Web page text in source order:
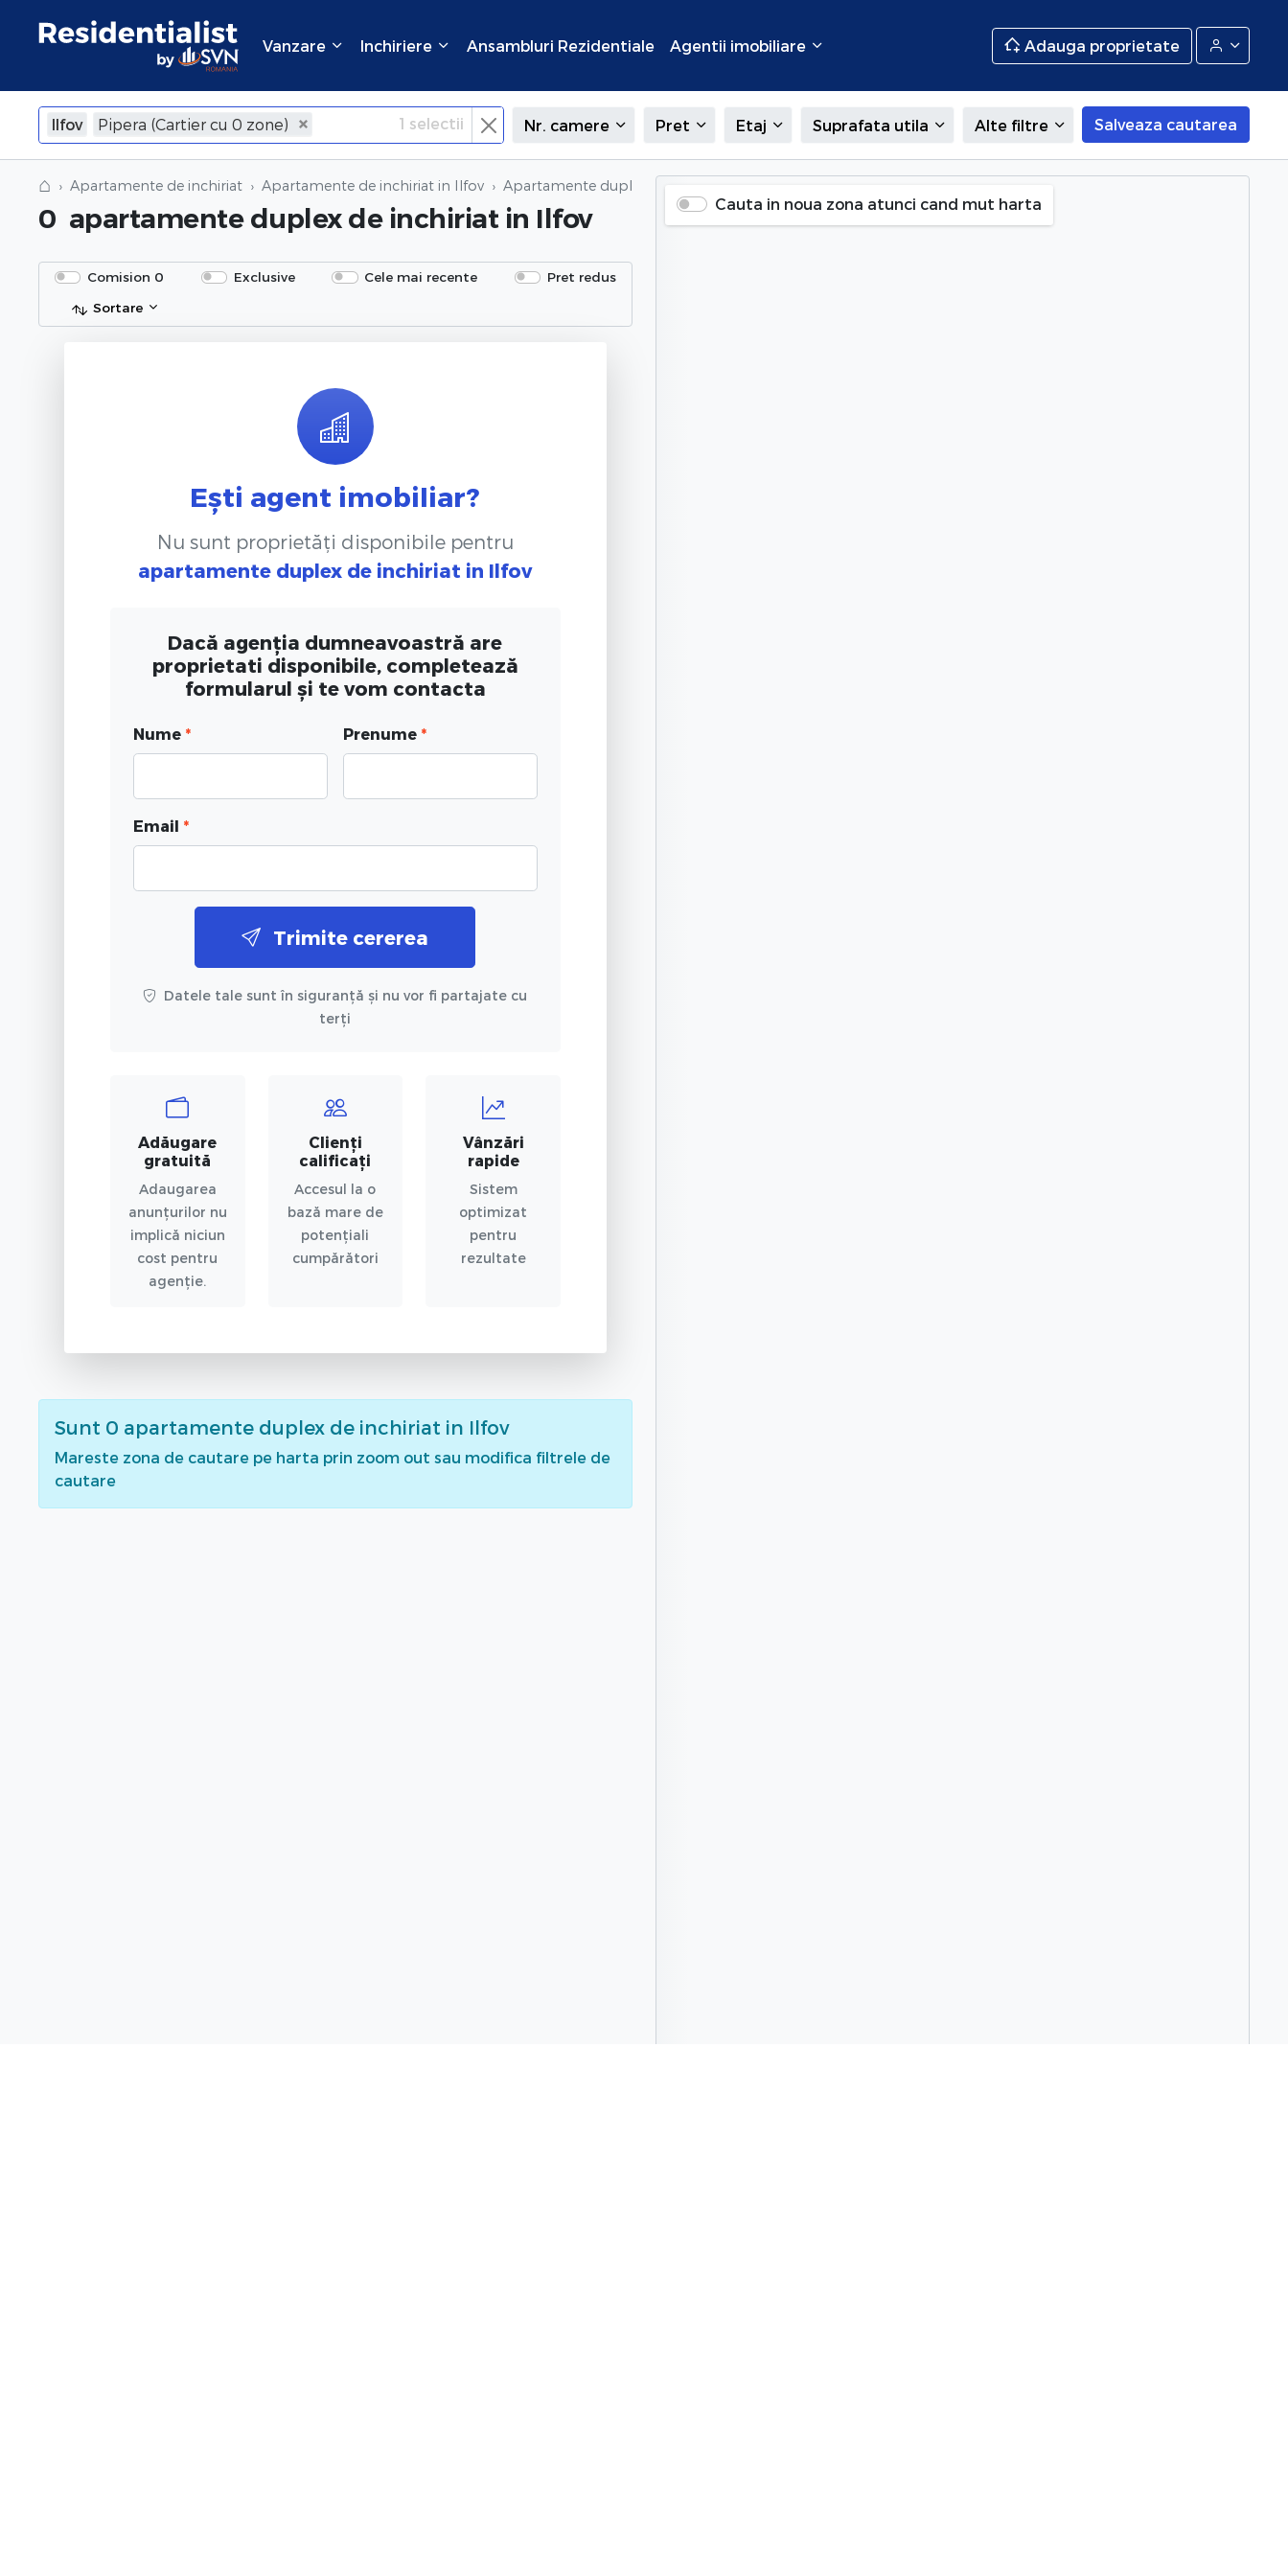
Vanzare Inchiriere Ansambluri Rezidentiale Agentii imobiliare Adauga proprietate
Ilfov Pipera (Cartier cu 0 zone)
×Inchide
1 selectii Nr. camere Pret Etaj Suprafata utila Alte filtre Salveaza cautarea
⌂ Apartamente de inchiriat Apartamente de inchiriat in Ilfov Apartamente duplex de inchiriat
0 apartamente duplex de inchiriat in Ilfov
Comision 0 Exclusive Cele mai recente
Pret redus
Sortare
Ești agent imobiliar?
Nu sunt proprietăți disponibile pentru
apartamente duplex de inchiriat in Ilfov
Dacă agenția dumneavoastră are
proprietati disponibile, completează
formularul și te vom contacta
Nume * Prenume *
Email *
Trimite cererea
Datele tale sunt în siguranță și nu vor fi partajate cu
terți
Adăugare
gratuită
Adaugarea
anunțurilor nu
implică niciun
cost pentru
agenție.
Clienți
calificați
Accesul la o
bază mare de
potențiali
cumpărători
Vânzări
rapide
Sistem
optimizat
pentru
rezultate
Sunt 0 apartamente duplex de inchiriat in Ilfov
Mareste zona de cautare pe harta prin zoom out sau modifica filtrele de
cautare
Cauta in noua zona atunci cand mut harta